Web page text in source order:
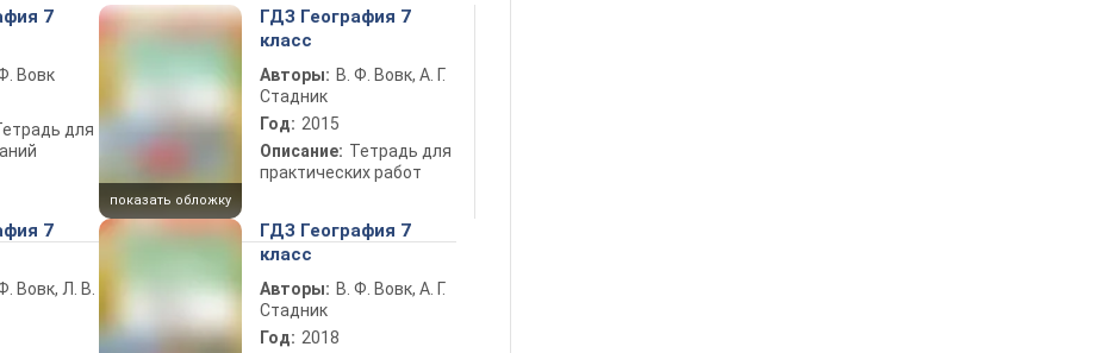
7
Вовк
для
показать обложку
ГДЗ География 7
класс
Авторы: В. Ф. Вовк, А. Г.
Стадник
Год: 2015
Описание: Тетрадь для
практических работ
7
Вовк, Л. В.
ГДЗ География 7
класс
Авторы: В. Ф. Вовк, А. Г.
Стадник
Год: 2018